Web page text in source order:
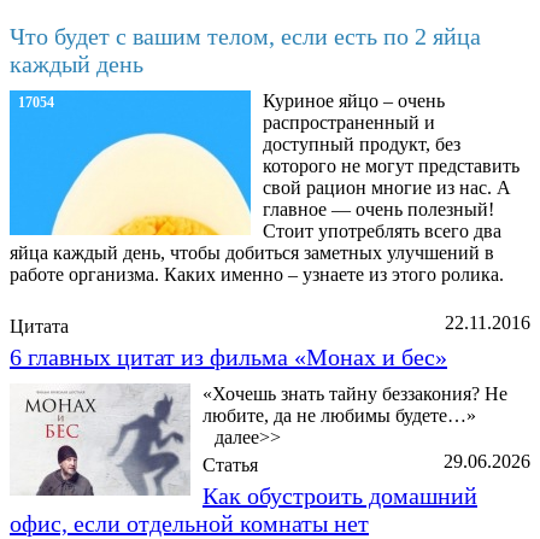
Что будет с вашим телом, если есть по 2 яйца
каждый день
17054
Куриное яйцо – очень
распространенный и
доступный продукт, без
которого не могут представить
свой рацион многие из нас. А
главное — очень полезный!
Стоит употреблять всего два
яйца каждый день, чтобы добиться заметных улучшений в
работе организма. Каких именно – узнаете из этого ролика.
22.11.2016
Цитата
6 главных цитат из фильма «Монах и бес»
«Хочешь знать тайну беззакония? Не
любите, да не любимы будете…»
далее>>
29.06.2026
Статья
Как обустроить домашний
офис, если отдельной комнаты нет